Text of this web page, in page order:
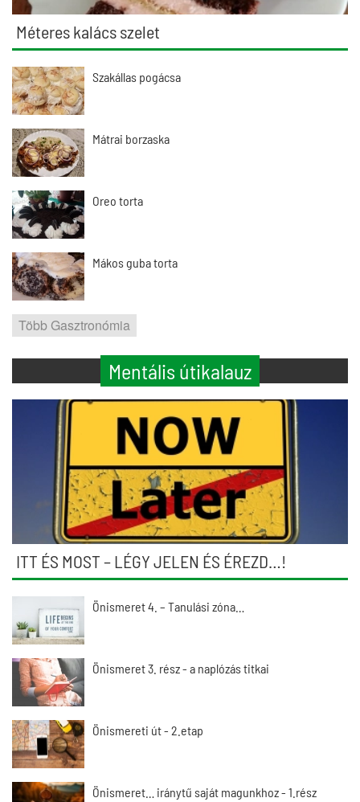
Méteres kalács szelet
Szakállas pogácsa
Mátrai borzaska
Oreo torta
Mákos guba torta
Több Gasztronómia
Mentális útikalauz
ITT ÉS MOST – LÉGY JELEN ÉS ÉREZD…!
Önismeret 4. – Tanulási zóna…
Önismeret 3. rész - a naplózás titkai
Önismereti út - 2.etap
Önismeret… iránytű saját magunkhoz - 1.rész